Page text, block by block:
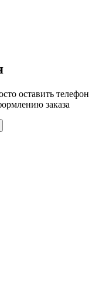
оставить телефон
заказа